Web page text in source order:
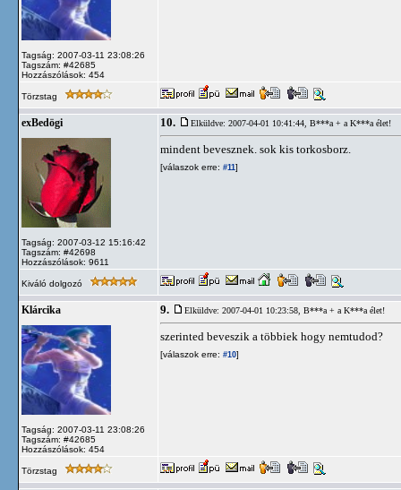
Tagság: 2007-03-11 23:08:26
Tagszám: #42685
Hozzászólások: 454
Törzstag
exBedögi
Tagság: 2007-03-12 15:16:42
Tagszám: #42698
Hozzászólások: 9611
10. Elküldve: 2007-04-01 10:41:44, B***a + a K***a élet!
mindent bevesznek. sok kis torkosborz.
[válaszok erre: #11]
Kiváló dolgozó
Klárcika
Tagság: 2007-03-11 23:08:26
Tagszám: #42685
Hozzászólások: 454
9. Elküldve: 2007-04-01 10:23:58, B***a + a K***a élet!
szerinted beveszik a többiek hogy nemtudod?
[válaszok erre: #10]
Törzstag